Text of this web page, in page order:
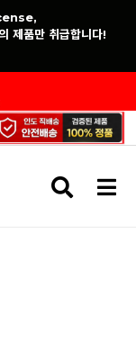
품만 취급합니다!
검
색
메